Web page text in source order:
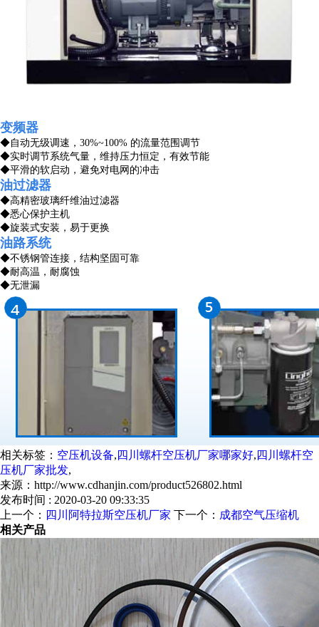
变频器
◆自动无级调速，30%~100% 的流量范围调节
◆实时调节系统气量，维持压力恒定，有效节能
◆平滑的软启动，避免对电网的冲击
油过滤器
◆高精密玻璃纤维油过滤器
◆悉心保护主机
◆旋装式安装，易于更换
油路系统
◆不锈钢管连接，结构坚固可靠
◆耐高温，耐腐蚀
◆无泄漏
相关标签： 空压机设备, 四川螺杆空压机厂家哪家好, 四川螺杆空
压机厂家批发,
来源：http://www.cdhanjin.com/product526802.html
发布时间 : 2020-03-20 09:33:35
上一个： 四川阿特拉斯空压机厂家 下一个： 成都空气压缩机
相关产品